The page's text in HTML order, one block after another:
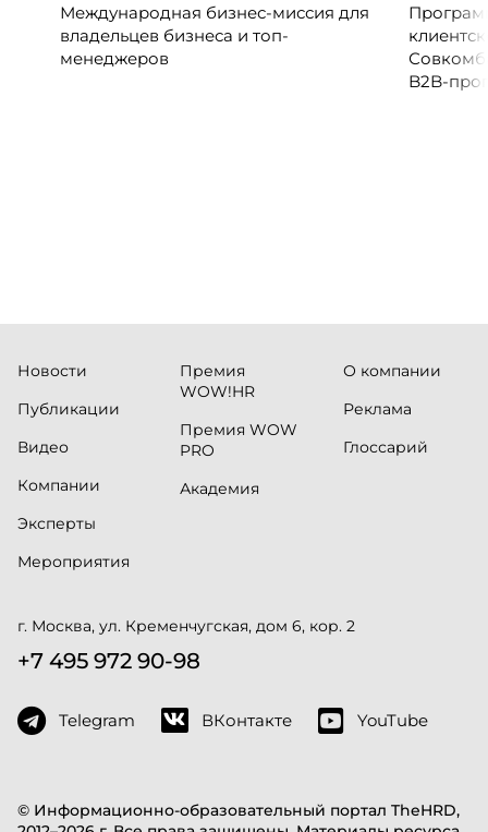
Международная бизнес-миссия для
владельцев бизнеса и топ-
менеджеров
B2B-
© Информационно-образовательный портал TheHRD,
Новости
Публикации
Видео
Компании
Эксперты
Мероприятия
Премия
WOW!HR
Премия WOW
PRO
Академия
О компании
Реклама
Глоссарий
г. Москва, ул. Кременчугская, дом 6, кор. 2
+7 495 972 90-98
Telegram ВКонтакте YouTube